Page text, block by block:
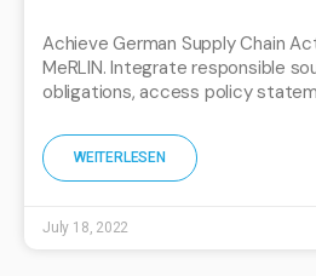
Achieve German Supply Chain
MeRLIN. Integrate responsible
obligations, access policy
WEITERLESEN
July 18, 2022